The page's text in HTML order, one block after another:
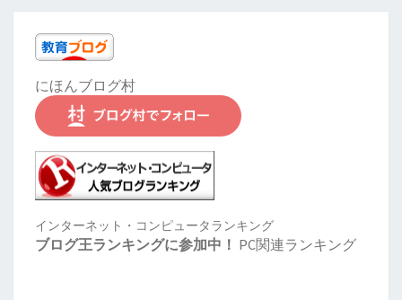
にほんブログ村
インターネット・コンピュータランキング
ブログ王ランキングに参加中！ PC関連ランキング